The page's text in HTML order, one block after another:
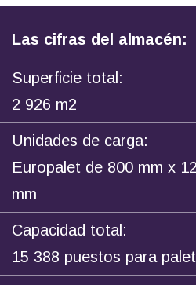
Las cifras del almacén:
Superficie total:
2 926 m2
Unidades de carga:
Europalet de 800 mm x
mm
Capacidad total:
15 388 puestos para